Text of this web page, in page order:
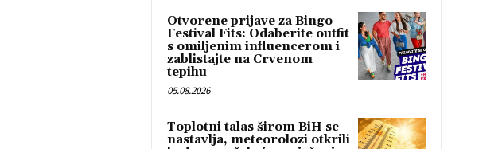
Otvorene prijave za Bingo
Festival Fits: Odaberite outfit
s omiljenim influencerom i
zablistajte na Crvenom
tepihu
05.08.2026
Toplotni talas širom BiH se
nastavlja, meteorolozi otkrili